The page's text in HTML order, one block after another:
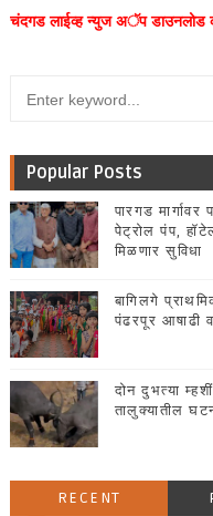
चंदगड लाईव्ह न्युज अॅप डाउनलोड
Popular Posts
पारगड
पेट्रोल पंप,
मिळणार सुविधा
बागिलगे
पंढरपूर आषाढी
दोन दुभत्या
तालुक्यातील
RECENT